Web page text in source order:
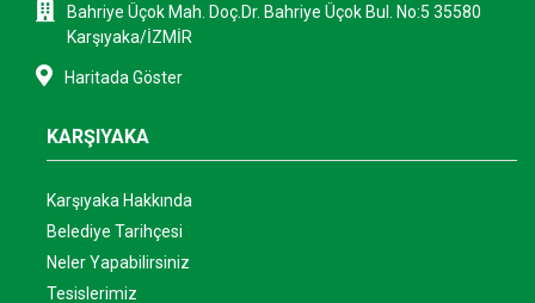
Bahriye Üçok Mah. Doç.Dr. Bahriye Üçok Bul. No:5 35580
Karşıyaka/İZMİR
Haritada Göster
KARŞIYAKA
Karşıyaka Hakkında
Belediye Tarihçesi
Neler Yapabilirsiniz
Tesislerimiz